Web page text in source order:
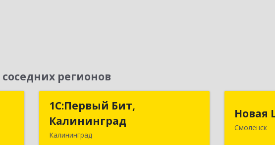
регионов
г,
1С:Первый Бит,
Калининград
Калининград
1С:Первый Бит,
Калининград
Новая
Смоленск
214018,